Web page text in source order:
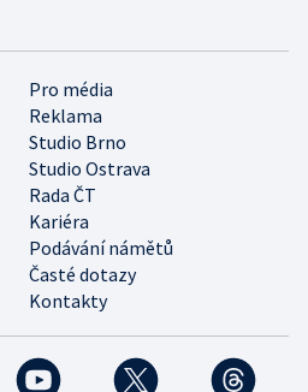
Pro média
Reklama
Studio Brno
Studio Ostrava
Rada ČT
Kariéra
Podávání námětů
Časté dotazy
Kontakty